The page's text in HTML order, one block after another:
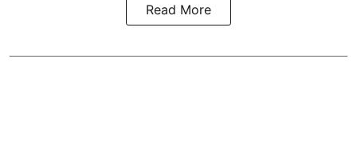
Read More